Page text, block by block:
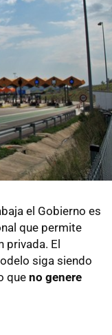
el Gobierno es
que permite
privada. El
siga siendo
que no genere